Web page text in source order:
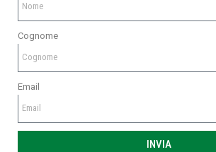
Cognome
Email
INVIA